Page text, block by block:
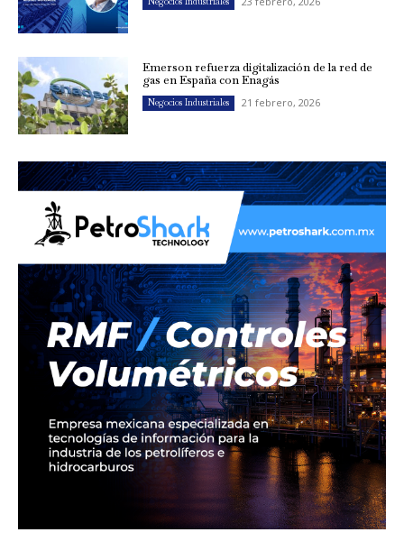
Emerson refuerza digitalización de la red de
gas en España con Enagás
Negocios Industriales 21 febrero, 2026